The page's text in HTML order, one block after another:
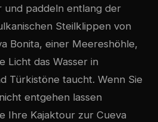
und paddeln entlang der
Steilklippen von
Bonita, einer Meereshöhle,
Licht das Wasser in
Türkistöne taucht. Wenn Sie
entgehen lassen
Ihre Kajaktour zur Cueva